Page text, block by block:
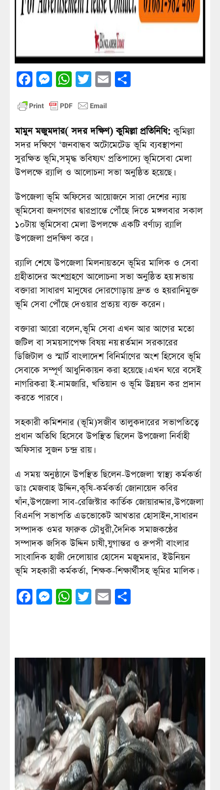
Facebook
Messenger
WhatsApp
Twitter
Email
মামুন মজুমদার( সদর দক্ষিণ) কুমিল্লা প্রতিনিধি: কুমিল্লা
সদর দক্ষিণে ‘জনবান্ধব অটোমেটেড ভূমি ব্যবস্থাপনা
সুরক্ষিত ভূমি,সমৃদ্ধ ভবিষ্যৎ' প্রতিপাদ্যে ভূমিসেবা মেলা
উপলক্ষে র‌্যালি ও আলোচনা সভা অনুষ্ঠিত হয়েছে।
উপজেলা ভূমি অফিসের আয়োজনে সারা দেশের ন্যায়
ভূমিসেবা জনগণের দ্বারপ্রান্তে পৌঁছে দিতে মঙ্গলবার সকাল
১০টায় ভূমিসেবা মেলা উপলক্ষে একটি বর্ণাঢ্য র‌্যালি
উপজেলা প্রদক্ষিণ করে।
র‌্যালি শেষে উপজেলা মিলনায়তনে ভূমির মালিক ও সেবা
গ্রহীতাদের অংশগ্রহণে আলোচনা সভা অনুষ্ঠিত হয়।সভায়
বক্তারা সাধারণ মানুষের দোরগোড়ায় দ্রুত ও হয়রানিমুক্ত
ভূমি সেবা পৌঁছে দেওয়ার প্রত্যয় ব্যক্ত করেন।
বক্তারা আরো বলেন,ভূমি সেবা এখন আর আগের মতো
জটিল বা সময়সাপেক্ষ বিষয় নয়।বর্তমান সরকারের
ডিজিটাল ও স্মার্ট বাংলাদেশ বিনির্মাণের অংশ হিসেবে ভূমি
সেবাকে সম্পূর্ণ আধুনিকায়ন করা হয়েছে। এখন ঘরে বসেই
নাগরিকরা ই-নামজারি, খতিয়ান ও ভূমি উন্নয়ন কর প্রদান
করতে পারবে।
সহকারী কমিশনার (ভূমি)সজীব তালুকদারের সভাপতিত্বে
প্রধান অতিথি হিসেবে উপস্থিত ছিলেন উপজেলা নির্বাহী
অফিসার সুজন চন্দ্র রায়।
এ সময় অনুষ্ঠানে উপস্থিত ছিলেন-উপজেলা স্বাস্থ্য কর্মকর্তা
ডাঃ মেজবাহ উদ্দিন,কৃষি-কর্মকর্তা জোনায়েদ কবির
খাঁন,উপজেলা সাব-রেজিস্টার কার্তিক জোয়ারদ্দার,উপজেলা
বিএনপি সভাপতি এডভোকেট আখতার হোসাইন,সাধারন
সম্পাদক ওমর ফারুক চৌধুরী,দৈনিক সমাজকন্ঠের
সম্পাদক জসিক উদ্দিন চাষী,যুগান্তর ও রুপসী বাংলার
সাংবাদিক হাজী দেলোয়ার হোসেন মজুমদার, ইউনিয়ন
ভূমি সহকারী কর্মকর্তা, শিক্ষক-শিক্ষার্থীসহ ভূমির মালিক।
Facebook
Messenger
WhatsApp
Twitter
Email